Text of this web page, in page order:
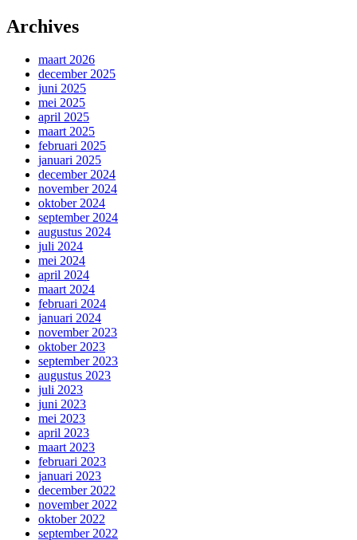
Archives
maart 2026
december 2025
juni 2025
mei 2025
april 2025
maart 2025
februari 2025
januari 2025
december 2024
november 2024
oktober 2024
september 2024
augustus 2024
juli 2024
mei 2024
april 2024
maart 2024
februari 2024
januari 2024
november 2023
oktober 2023
september 2023
augustus 2023
juli 2023
juni 2023
mei 2023
april 2023
maart 2023
februari 2023
januari 2023
december 2022
november 2022
oktober 2022
september 2022